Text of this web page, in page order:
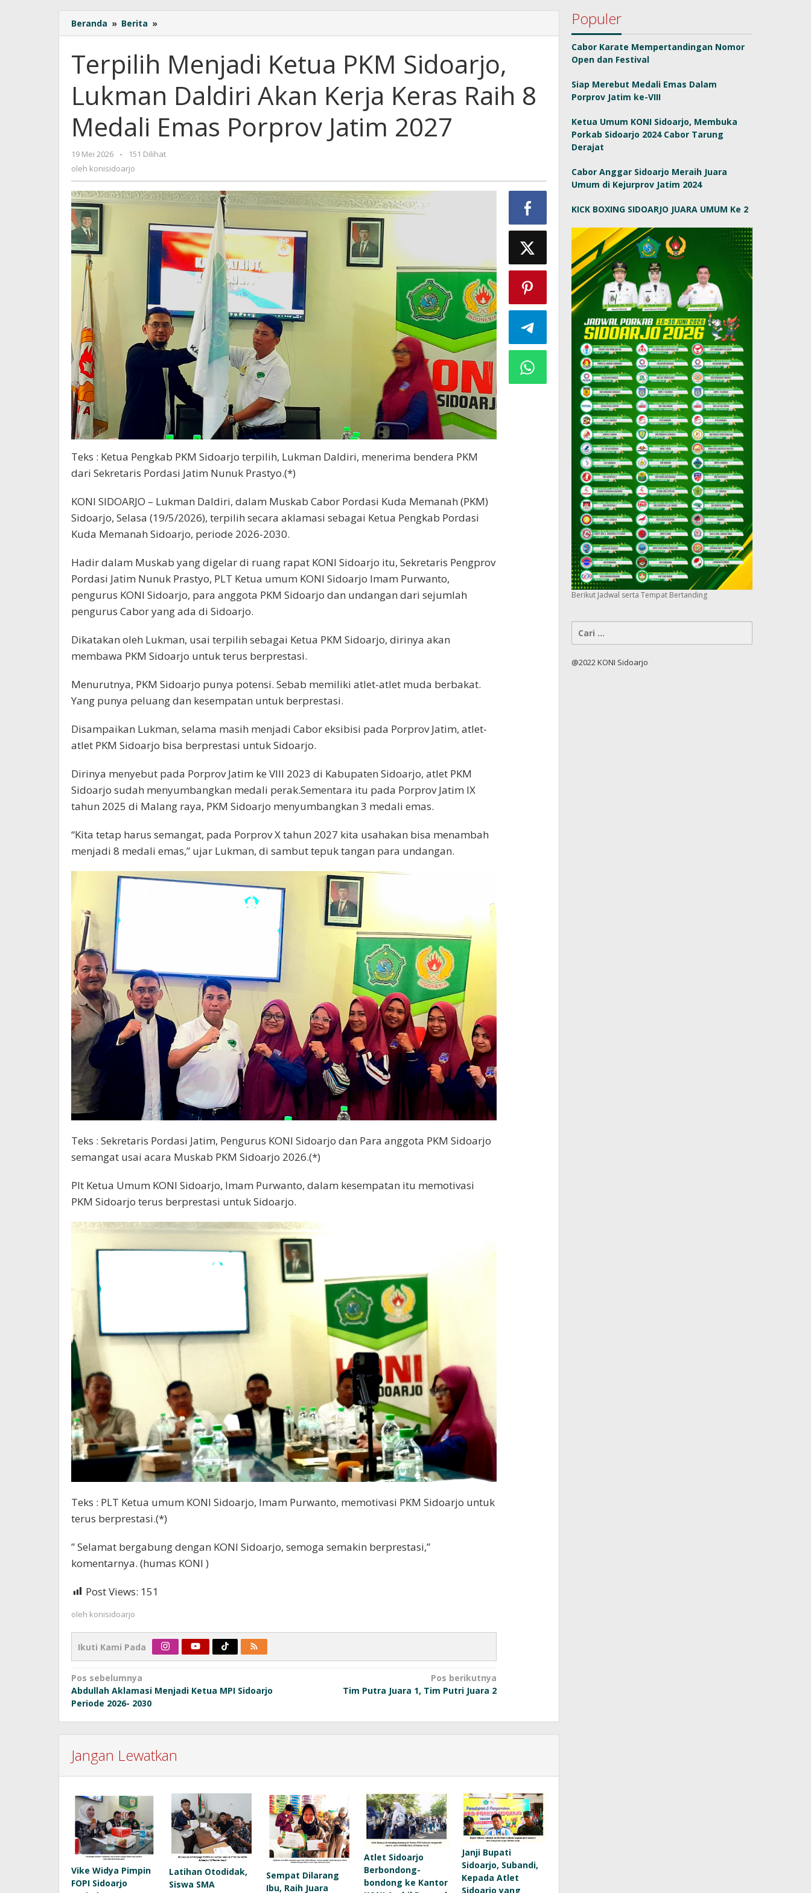
Beranda » Berita »
Menjadi
PKM
Sidoarjo,
Lukman
Daldiri
Kerja
Keras
Raih
Emas
Porprov
2027
Terpilih Menjadi Ketua PKM Sidoarjo,
Lukman Daldiri Akan Kerja Keras Raih 8
Medali Emas Porprov Jatim 2027
19 Mei 2026
oleh
konisidoarjo
-
151 Dilihat
oleh konisidoarjo
Teks : Ketua Pengkab PKM Sidoarjo terpilih, Lukman Daldiri, menerima bendera PKM
dari Sekretaris Pordasi Jatim Nunuk Prastyo.(*)
KONI SIDOARJO – Lukman Daldiri, dalam Muskab Cabor Pordasi Kuda Memanah (PKM)
Sidoarjo, Selasa (19/5/2026), terpilih secara aklamasi sebagai Ketua Pengkab Pordasi
Kuda Memanah Sidoarjo, periode 2026-2030.
Hadir dalam Muskab yang digelar di ruang rapat KONI Sidoarjo itu, Sekretaris Pengprov
Pordasi Jatim Nunuk Prastyo, PLT Ketua umum KONI Sidoarjo Imam Purwanto,
pengurus KONI Sidoarjo, para anggota PKM Sidoarjo dan undangan dari sejumlah
pengurus Cabor yang ada di Sidoarjo.
Dikatakan oleh Lukman, usai terpilih sebagai Ketua PKM Sidoarjo, dirinya akan
membawa PKM Sidoarjo untuk terus berprestasi.
Menurutnya, PKM Sidoarjo punya potensi. Sebab memiliki atlet-atlet muda berbakat.
Yang punya peluang dan kesempatan untuk berprestasi.
Disampaikan Lukman, selama masih menjadi Cabor eksibisi pada Porprov Jatim, atlet-
atlet PKM Sidoarjo bisa berprestasi untuk Sidoarjo.
Dirinya menyebut pada Porprov Jatim ke VIII 2023 di Kabupaten Sidoarjo, atlet PKM
Sidoarjo sudah menyumbangkan medali perak.Sementara itu pada Porprov Jatim IX
tahun 2025 di Malang raya, PKM Sidoarjo menyumbangkan 3 medali emas.
“Kita tetap harus semangat, pada Porprov X tahun 2027 kita usahakan bisa menambah
menjadi 8 medali emas,” ujar Lukman, di sambut tepuk tangan para undangan.
Teks : Sekretaris Pordasi Jatim, Pengurus KONI Sidoarjo dan Para anggota PKM Sidoarjo
semangat usai acara Muskab PKM Sidoarjo 2026.(*)
Plt Ketua Umum KONI Sidoarjo, Imam Purwanto, dalam kesempatan itu memotivasi
PKM Sidoarjo terus berprestasi untuk Sidoarjo.
Teks : PLT Ketua umum KONI Sidoarjo, Imam Purwanto, memotivasi PKM Sidoarjo untuk
terus berprestasi.(*)
” Selamat bergabung dengan KONI Sidoarjo, semoga semakin berprestasi,”
komentarnya. (humas KONI )
Post Views: 151
oleh konisidoarjo
Ikuti Kami Pada
Navigasi
pos
Pos sebelumnya
Abdullah Aklamasi Menjadi Ketua MPI Sidoarjo
Periode 2026- 2030
Pos berikutnya
Tim Putra Juara 1, Tim Putri Juara 2
Jangan Lewatkan
Vike Widya Pimpin
FOPI Sidoarjo
Latihan Otodidak,
Siswa SMA
Sempat Dilarang
Ibu, Raih Juara
Atlet Sidoarjo
Berbondong-
bondong ke Kantor
Janji Bupati
Sidoarjo, Subandi,
Kepada Atlet
Sidoarjo yang
Populer
Cabor Karate Mempertandingan Nomor
Open dan Festival
Siap Merebut Medali Emas Dalam
Porprov Jatim ke-VIII
Ketua Umum KONI Sidoarjo, Membuka
Porkab Sidoarjo 2024 Cabor Tarung
Derajat
Cabor Anggar Sidoarjo Meraih Juara
Umum di Kejurprov Jatim 2024
KICK BOXING SIDOARJO JUARA UMUM Ke 2
Berikut Jadwal serta Tempat Bertanding
Cari
@2022 KONI Sidoarjo